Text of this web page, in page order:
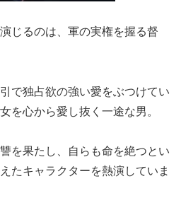
じるのは、軍の実権を握る督
で独占欲の強い愛をぶつけてい
を心から愛し抜く一途な男。
を果たし、自らも命を絶つとい
たキャラクターを熱演していま